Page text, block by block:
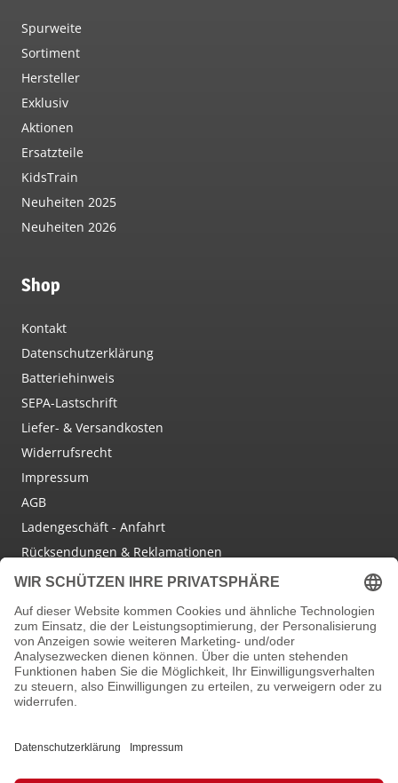
Spurweite
Sortiment
Hersteller
Exklusiv
Aktionen
Ersatzteile
KidsTrain
Neuheiten 2025
Neuheiten 2026
Shop
Kontakt
Datenschutzerklärung
Batteriehinweis
SEPA-Lastschrift
Liefer- & Versandkosten
Widerrufsrecht
Impressum
AGB
Ladengeschäft - Anfahrt
Rücksendungen & Reklamationen
Social Media
Facebook
Instagram